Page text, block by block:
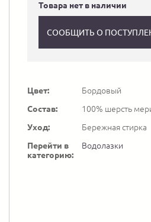
Товара нет в наличии
СООБЩИТЬ О
Цвет:
Бордовый
Состав:
100% шерсть
Уход:
Бережная стирка
Перейти в
категорию:
Водолазки